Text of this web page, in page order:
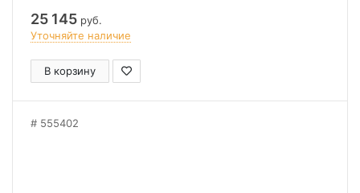
25 145 руб.
Уточняйте наличие
В корзину
555402